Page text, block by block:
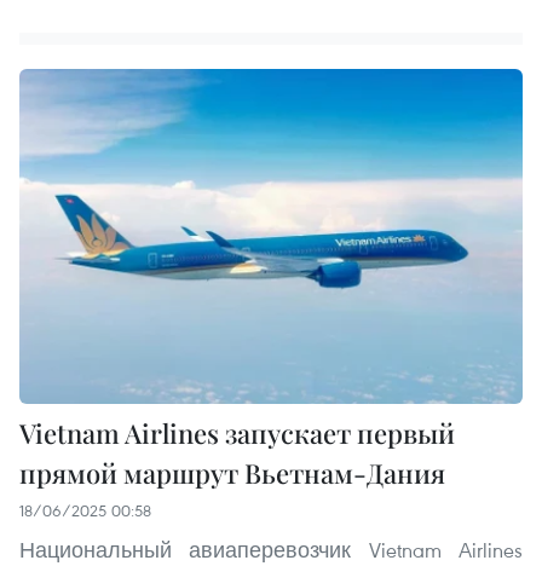
Vietnam Airlines запускает первый
прямой маршрут Вьетнам-Дания
18/06/2025 00:58
Национальный авиаперевозчик Vietnam Airlines